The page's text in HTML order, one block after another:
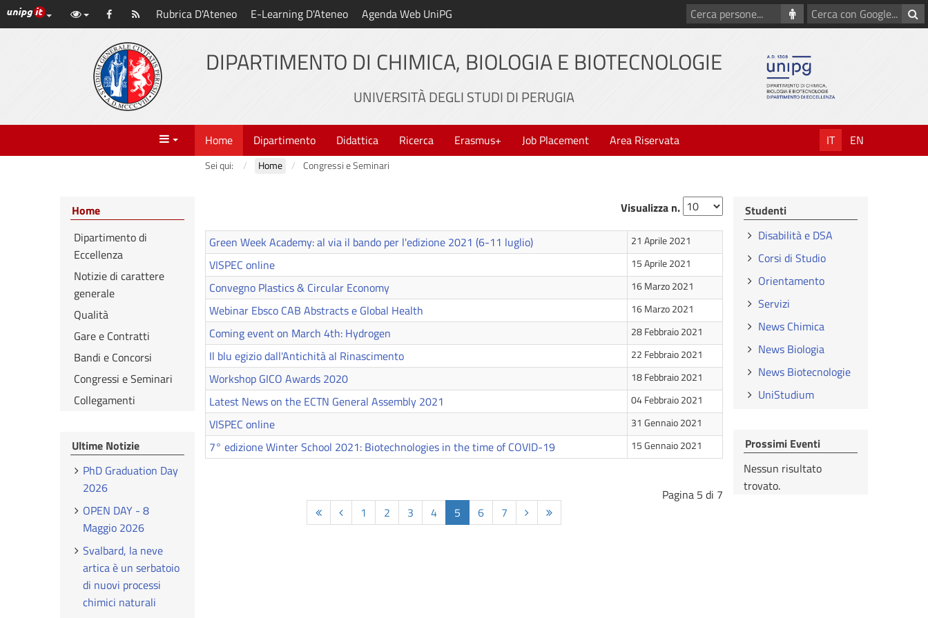
Vai
al
Link ai principali servizi web di Ateneo
Facebook Abbonati
al
feed
Rubrica D'Ateneo E-Learning D'Ateneo Agenda Web UniPG
Cerca
con
Cerca
persone
DIPARTIMENTO DI CHIMICA, BIOLOGIA E BIOTECNOLOGIE
UNIVERSITÀ DEGLI STUDI DI PERUGIA
Menu Home Dipartimento Didattica Ricerca Erasmus+ Job Placement Area Riservata IT EN
Sei qui: Home Congressi e Seminari
Visualizza n.
Green Week Academy: al via il bando per l'edizione 2021 (6-11 luglio) 21 Aprile 2021
VISPEC online 15 Aprile 2021
Convegno Plastics & Circular Economy 16 Marzo 2021
Webinar Ebsco CAB Abstracts e Global Health 16 Marzo 2021
Coming event on March 4th: Hydrogen 28 Febbraio 2021
Il blu egizio dall'Antichità al Rinascimento 22 Febbraio 2021
Workshop GICO Awards 2020 18 Febbraio 2021
Latest News on the ECTN General Assembly 2021 04 Febbraio 2021
VISPEC online 31 Gennaio 2021
7° edizione Winter School 2021: Biotechnologies in the time of COVID-19 15 Gennaio 2021
Pagina 5 di 7
1
2 3 4 5 6 7
Home
Dipartimento di
Eccellenza
Notizie di carattere
generale
Qualità
Gare e Contratti
Bandi e Concorsi
Congressi e Seminari
Collegamenti
Ultime Notizie
PhD Graduation Day
2026
OPEN DAY - 8
Maggio 2026
Svalbard, la neve
artica è un serbatoio
di nuovi processi
chimici naturali
Studenti
Disabilità e DSA
Corsi di Studio
Orientamento
Servizi
News Chimica
News Biologia
News Biotecnologie
UniStudium
Prossimi Eventi
Nessun risultato
trovato.